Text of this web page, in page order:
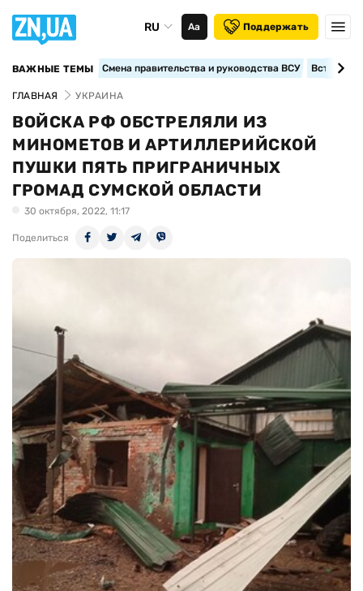
RU Аа Поддержать
ВАЖНЫЕ ТЕМЫ Смена правительства и руководства ВСУ
ГЛАВНАЯ УКРАИНА
ВОЙСКА РФ ОБСТРЕЛЯЛИ ИЗ
МИНОМЕТОВ И АРТИЛЛЕРИЙСКОЙ
ПУШКИ ПЯТЬ ПРИГРАНИЧНЫХ
ГРОМАД СУМСКОЙ ОБЛАСТИ
30 октября, 2022, 11:17
Поделиться